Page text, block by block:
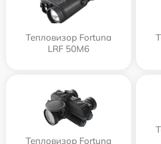
Тепловизор Fortuna
LRF 50M6
Тепловизор Fortuna